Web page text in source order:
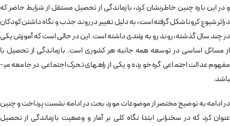
و در این باره چنین خاطرنشان کرد، بازماندگی از تحصیل مستقل از شرایط حاضر که
دراثر شیوع کرونا شکل گرفته است، به دلیل تغییر در روند جذب و نگاه داشتن کودکان
در چند سال گذشته، روند رو به رشدی داشته است. این در حالی است که آموزش یکی
از مسائل اساسی در توسعه همه جانبه هر کشوری است. بازماندگی از تحصیل با
مفهوم عدالت اجتماعی گره خورده و یکی از راه­های تحرک اجتماعی در جامعه می­
باشد.
در ادامه به توضیح مختصر از موضوعات مورد بحث در ادامه نشست پرداخت و چنین
عنوان کرد که در سخنرانی ابتدا نگاه کلی بر آمار و وضعیت بازماندگی از تحصیل